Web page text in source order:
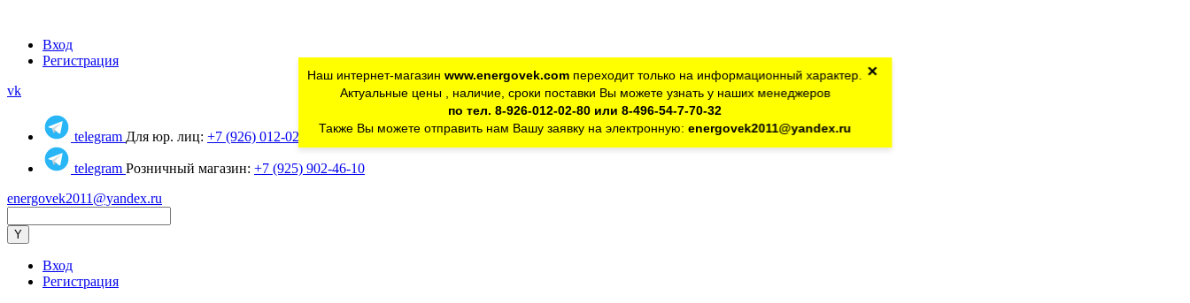
Вход
Регистрация
vk
telegram Для юр. лиц: +7 (926) 012-02-80
telegram Розничный магазин: +7 (925) 902-46-10
energovek2011@yandex.ru
Наш интернет-магазин www.energovek.comпереходит только на информационный характер.
Актуальные цены , наличие, сроки поставки Вы можете узнать у наших менеджеров
по тел. 8-926-012-02-80 или 8-496-54-7-70-32
Также Вы можете отправить нам Вашу заявку на электронную: energovek2011@yandex.ru
×
Вход
Регистрация